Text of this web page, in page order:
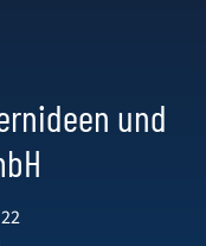
und